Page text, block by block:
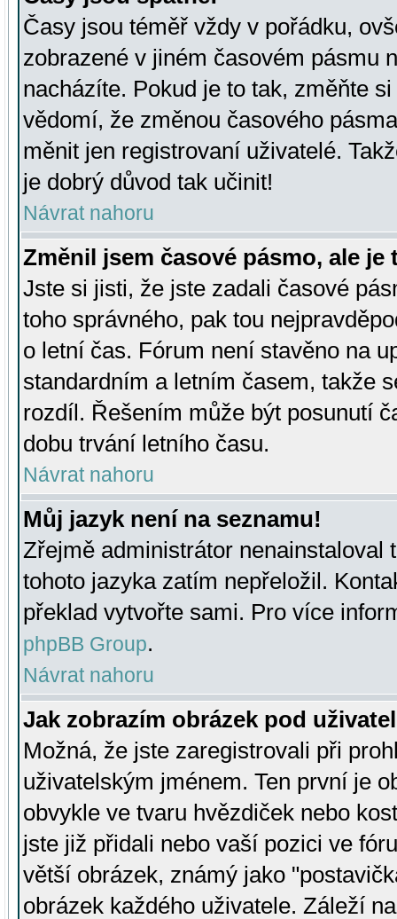
Časy jsou téměř vždy v pořádku,
zobrazené v jiném časovém pásmu
nacházíte. Pokud je to tak, změňte
vědomí, že změnou časového
měnit jen registrovaní uživatelé.
je dobrý důvod tak učinit!
Návrat nahoru
Změnil jsem časové pásmo, ale je
Jste si jisti, že jste zadali časové
toho správného, pak tou
o letní čas. Fórum není stavěno na
standardním a letním časem, takže
rozdíl. Řešením může být posunutí
dobu trvání letního času.
Návrat nahoru
Můj jazyk není na seznamu!
Zřejmě administrátor nenainstaloval
tohoto jazyka zatím nepřeložil.
překlad vytvořte sami. Pro více
phpBB Group.
Návrat nahoru
Jak zobrazím obrázek pod
Možná, že jste zaregistrovali při
uživatelským jménem. Ten první je
obvykle ve tvaru hvězdiček nebo
jste již přidali nebo vaší pozici ve
větší obrázek, známý jako
obrázek každého uživatele. Záleží